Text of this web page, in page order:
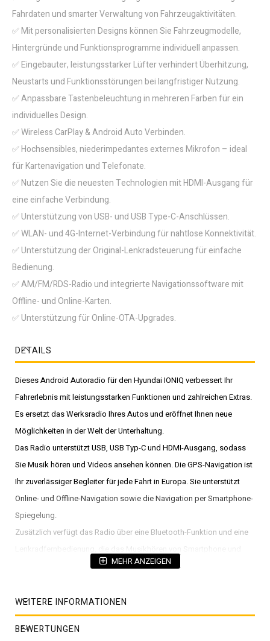
Fahrdaten und smarter Verwaltung von Fahrzeugaktivitäten.
✅ Mit personalisierten Designs können Sie Fahrzeugmodelle,
Hintergründe und Funktionsprogramme individuell anpassen.
✅ Eingebauter, leistungsstarker Lüfter verhindert Überhitzung,
Neustarts und Funktionsstörungen bei langfristiger Nutzung.
✅ Anpassbare Tastenbeleuchtung in mehreren Farben für ein
individuelles Design.
✅ Wireless CarPlay & Android Auto Verbinden.
✅ Hochsensibles, niederimpedantes externes Mikrofon – ideal
für Kartenavigation und Telefonate.
✅ Nutzen Sie die neuesten Technologien mit HDMI-Ausgang für
eine einfache Verbindung.
✅ Unterstützung von USB- und USB Type-C-Anschlüssen.
✅ WLAN- und 4G-Internet-Verbindung für nahtlose Konnektivität.
✅ Unterstützung der Original-Lenkradsteuerung für einfache
Bedienung.
✅ AM/FM/RDS-Radio und integrierte Navigationssoftware mit
Offline- und Online-Karten.
✅ Unterstützung für Online-OTA-Upgrades.
DETAILS
Dieses Android Autoradio für den Hyundai IONIQ verbessert Ihr
Fahrerlebnis mit leistungsstarken Funktionen und zahlreichen Extras.
Es ersetzt das Werksradio Ihres Autos und eröffnet Ihnen neue
Möglichkeiten in der Welt der Unterhaltung.
Das Radio unterstützt USB, USB Typ-C und HDMI-Ausgang, sodass
Sie Musik hören und Videos ansehen können. Die GPS-Navigation ist
Ihr zuverlässiger Begleiter für jede Fahrt in Europa. Sie unterstützt
Online- und Offline-Navigation sowie die Navigation per Smartphone-
Spiegelung.
Zusätzlich verfügt das Radio über eine Bluetooth-Funktion und eine
Lenkradfernbedienung, die das Musikhören von Smartphone und
Tablet ermöglicht. Das Autoradio verfügt über einen integrierten 4G-
CarPlay und ist mit einem eingebauten DTS 5.1 Surround-Sound
ausgestattet. Attraktive Farbknopflichter, die in Dutzenden von
Farben angepasst werden können, sorgen für ein individuelles
MEHR ANZEIGEN
WEITERE INFORMATIONEN
BEWERTUNGEN